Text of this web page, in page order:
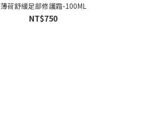
薄荷舒緩足部修護霜-100ML
NT$750